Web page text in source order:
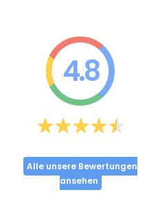
4.8
Alle unsere Bewertungen
ansehen